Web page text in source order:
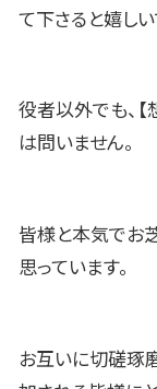
て下さると嬉しい
役者以外でも、
は問いません。
皆様と本気でお
思っています。
お互いに切磋琢